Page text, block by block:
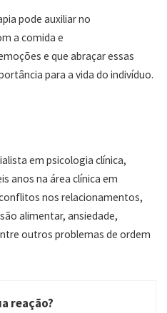
pode auxiliar no
a comida e
e que abraçar essas
para a vida do indivíduo.
em psicologia clínica,
anos na área clínica em
nos relacionamentos,
alimentar, ansiedade,
outros problemas de ordem
reação?